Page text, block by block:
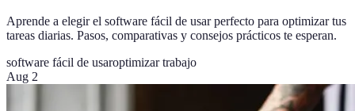
Aprende a elegir el software fácil de usar perfecto para optimizar tus
tareas diarias. Pasos, comparativas y consejos prácticos te esperan.
software fácil de usaroptimizar trabajo
Aug 2